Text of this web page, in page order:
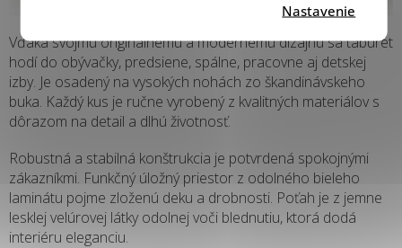
Nastavenie
Vďaka svojmu originálnemu a modernému dizajnu sa taburet
hodí do obývačky, predsiene, spálne, pracovne aj detskej
izby. Je osadený na vysokých nohách zo škandinávskeho
buka. Každý kus je ručne vyrobený z kvalitných materiálov s
dôrazom na detail a dlhú životnosť.
Robustná a stabilná konštrukcia je potvrdená spokojnými
zákazníkmi. Funkčný úložný priestor z odolného bieleho
laminátu pojme zloženú deku a drobnosti. Poťah je z jemne
lesklej velúrovej látky odolnej voči blednutiu, ktorá dodá
interiéru eleganciu.